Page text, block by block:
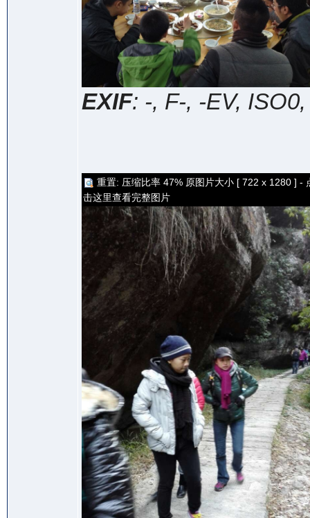
EXIF: -, F-, -EV,
重置: 压缩比率 47% 原图片大小 [ 722 x 1280 ] -
击这里查看完整图片